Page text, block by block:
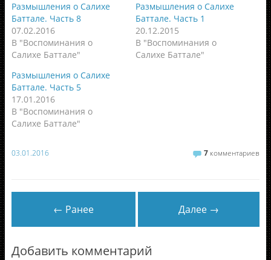
Размышления о Салихе
Баттале. Часть 8
07.02.2016
В "Воспоминания о
Салихе Баттале"
Размышления о Салихе
Баттале. Часть 1
20.12.2015
В "Воспоминания о
Салихе Баттале"
Размышления о Салихе
Баттале. Часть 5
17.01.2016
В "Воспоминания о
Салихе Баттале"
03.01.2016 7 комментариев
← Ранее Далее →
Добавить комментарий